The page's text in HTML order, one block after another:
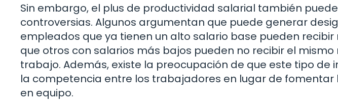
Sin embargo, el plus de productividad salarial también
controversias. Algunos argumentan que puede generar
empleados que ya tienen un alto salario base pueden
que otros con salarios más bajos pueden no recibir el
trabajo. Además, existe la preocupación de que este tipo de
la competencia entre los trabajadores en lugar de
en equipo.